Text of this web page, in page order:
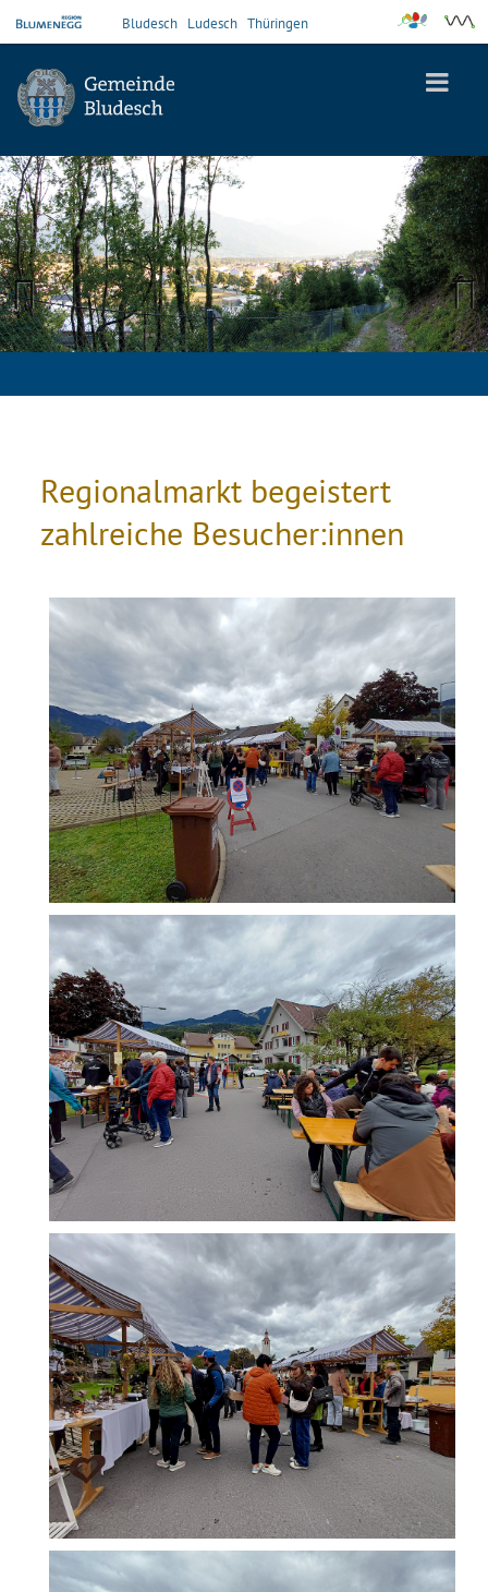
Bludesch Ludesch Thüringen
Previous Next
Regionalmarkt begeistert
zahlreiche Besucher:innen